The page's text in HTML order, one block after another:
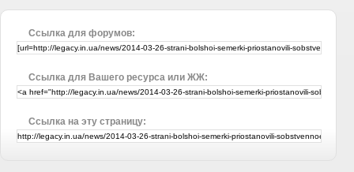
Ссылка для форумов:
Ссылка для Вашего ресурса или ЖЖ:
Ссылка на эту страницу: